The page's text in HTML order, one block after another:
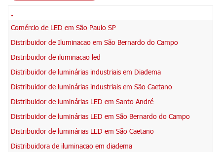
.
Comércio de LED em São Paulo SP
Distribuidor de Iluminacao em São Bernardo do Campo
Distribuidor de iluminacao led
Distribuidor de luminárias industriais em Diadema
Distribuidor de luminárias industriais em São Caetano
Distribuidor de luminárias LED em Santo André
Distribuidor de luminárias LED em São Bernardo do Campo
Distribuidor de luminárias LED em São Caetano
Distribuidora de iluminacao em diadema